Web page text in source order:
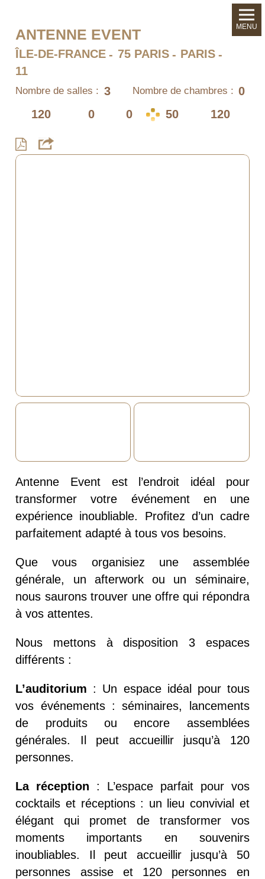
ANTENNE EVENT
ÎLE-DE-FRANCE 75 PARIS
PARIS
11
Nombre de salles : 3 Nombre de chambres : 0
120
0 0 50 120
Antenne Event est l’endroit idéal pour
transformer votre événement en une
expérience inoubliable. Profitez d’un cadre
parfaitement adapté à tous vos besoins.
Que vous organisiez une assemblée
générale, un afterwork ou un séminaire,
nous saurons trouver une offre qui répondra
à vos attentes.
Nous mettons à disposition 3 espaces
différents :
L’auditorium : Un espace idéal pour tous
vos événements : séminaires, lancements
de produits ou encore assemblées
générales. Il peut accueillir jusqu’à 120
personnes.
La réception : L’espace parfait pour vos
cocktails et réceptions : un lieu convivial et
élégant qui promet de transformer vos
moments importants en souvenirs
inoubliables. Il peut accueillir jusqu’à 50
personnes assise et 120 personnes en
MENU